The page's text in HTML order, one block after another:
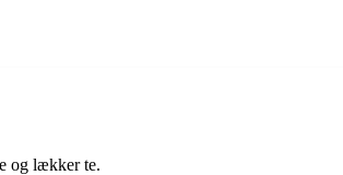
og lækker te.